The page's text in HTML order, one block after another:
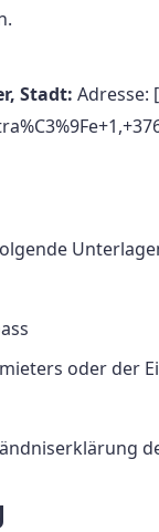
Stadt: Adresse:
oder der